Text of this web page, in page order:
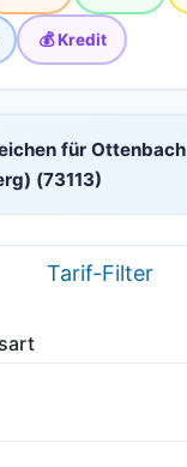
💰 Kredit
für Ottenbach
(73113)